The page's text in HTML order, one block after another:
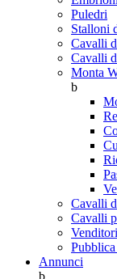
Puledri
Stalloni
Cavalli
Cavalli
Monta
b
Cavalli
Cavalli
Venditori
Pubblica
Annunci
b